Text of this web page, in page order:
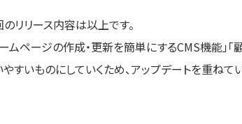
リリース内容は以上です。
ームページの作成・更新を簡単にするCMS機能」
すいものにしていくため、アップデートを重ねて